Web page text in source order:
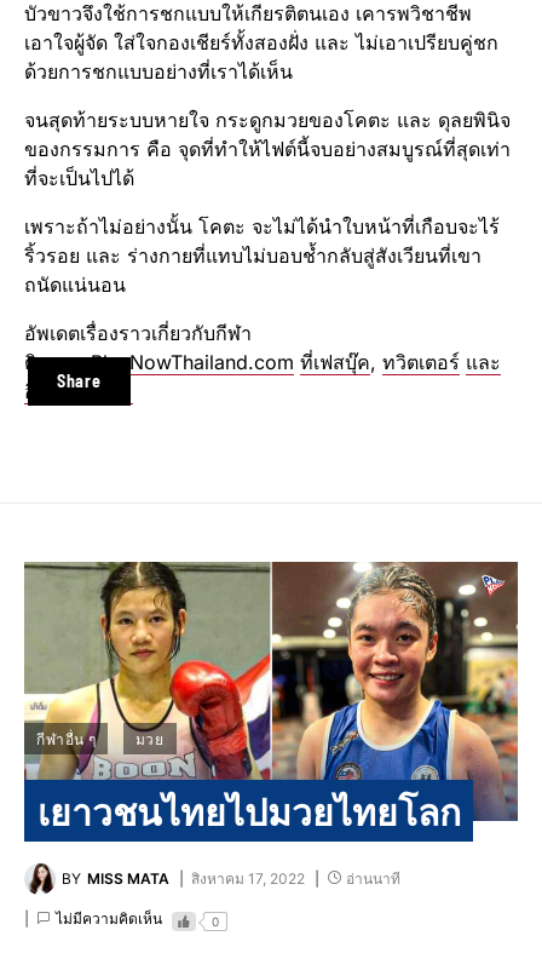
Share
บัวขาวจึงใช้การชกแบบให้เกียรติ​ตนเอง เคารพวิชาชีพ​
เอาใจผู้จัด ใส่ใจกองเชียร์​ทั้งสองฝั่ง และ ไม่เอาเปรียบ​คู่ชก
ด้วยการชกแบบอย่างที่เราได้เห็น
จนสุดท้ายระบบหายใจ กระดูกมวยของโคตะ และ ดุลยพินิจ​
ของกรรมการ คือ จุดที่ทำให้ไฟต์​นี้จบอย่างสมบูรณ์​ที่สุดเท่า
ที่จะเป็นไปได้
เพราะถ้าไม่อย่างนั้น โคตะ จะไม่ได้นำใบหน้าที่เกือบจะไร้
ริ้วรอย และ ร่างกายที่แทบไม่บอบช้ำกลับสู่สังเวียนที่เขา
ถนัดแน่นอน
อัพเดตเรื่องราวเกี่ยวกับกีฬา
ติดตามPlayNowThailand.com ที่เฟสบุ๊ค, ทวิตเตอร์ และ
อินสตาแกรม
กีฬาอื่น ๆ มวย
เยาวชน​ไทยไปมวยไทยโลก
BY MISS MATA สิงหาคม 17, 2022 อ่านนาที
ไม่มีความคิดเห็น 0